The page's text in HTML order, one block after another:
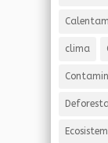
clima